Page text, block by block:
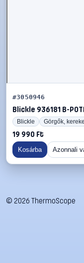
#3050946
Blickle 936181 B-
Blickle Görgők,
19 990 Ft
Kosárba Azonnali
© 2026 ThermoScope